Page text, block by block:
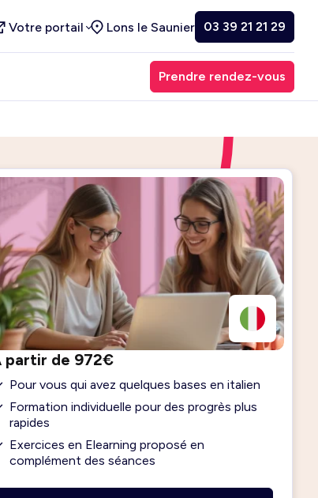
Votre portail Lons le Saunier 03 39 21 21 29
Prendre rendez-vous
partir de 972€
Pour vous qui avez quelques bases en italien
Formation individuelle pour des progrès plus
rapides
Exercices en Elearning proposé en
complément des séances